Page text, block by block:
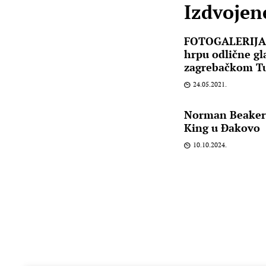
hrpu odlične
zagrebačkom
24.05.2021.
Norman
King u Đakovo
10.10.2024.